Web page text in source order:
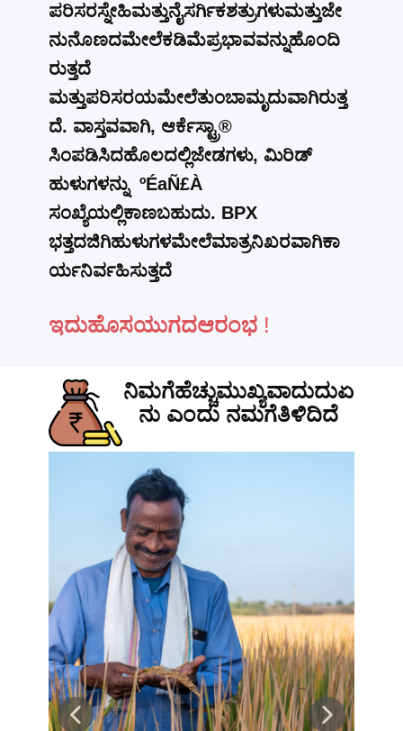
ಪರಿಸರಸ್ನೇಹಿಮತ್ತುನೈಸರ್ಗಿಕಶತ್ರುಗಳುಮತ್ತುಜೇ
ನುನೊಣದಮೇಲೆಕಡಿಮೆಪ್ರಭಾವವನ್ನುಹೊಂದಿ
ರುತ್ತದೆ
ಮತ್ತುಪರಿಸರಯಮೇಲೆತುಂಬಾಮೃದುವಾಗಿರುತ್ತ
ದೆ. ವಾಸ್ತವವಾಗಿ, ಆರ್ಕೆಸ್ಟ್ರಾ®
ಸಿಂಪಡಿಸಿದಹೊಲದಲ್ಲಿಜೇಡಗಳು, ಮಿರಿಡ್
ಹುಳುಗಳನ್ನು ºÉaÑ£À
ಸಂಖ್ಯೆಯಲ್ಲಿಕಾಣಬಹುದು. BPX
ಭತ್ತದಜಿಗಿಹುಳುಗಳಮೇಲೆಮಾತ್ರನಿಖರವಾಗಿಕಾ
ರ್ಯನಿರ್ವಹಿಸುತ್ತದೆ
ಇದುಹೊಸಯುಗದಆರಂಭ !
ನಿಮಗೆಹೆಚ್ಚುಮುಖ್ಯವಾದುದುಏ
ನು ಎಂದು ನಮಗೆತಿಳಿದಿದೆ